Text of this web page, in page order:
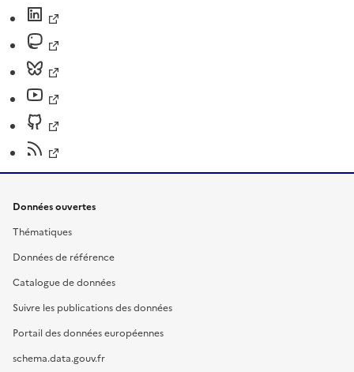
Données ouvertes
Thématiques
Données de référence
Catalogue de données
Suivre les publications des données
Portail des données européennes
schema.data.gouv.fr